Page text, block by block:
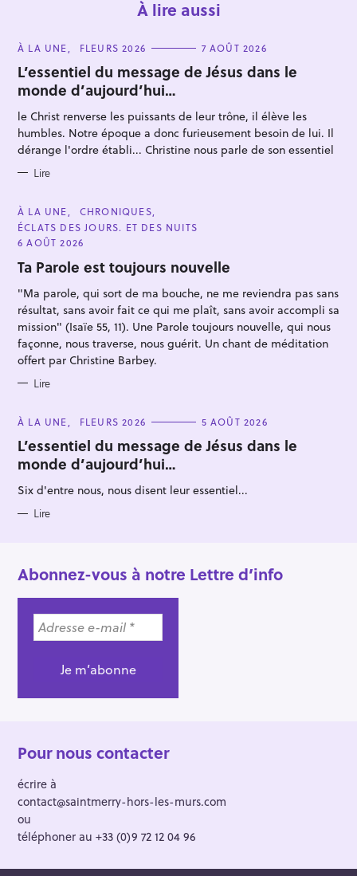
À lire aussi
C
T
E
G
O
R
I
E
S
À LA UNE FLEURS 2026 7 AOÛT 2026
L’essentiel du message de Jésus dans le
monde d’aujourd’hui…
le Christ renverse les puissants de leur trône, il élève les
humbles. Notre époque a donc furieusement besoin de lui. Il
dérange l'ordre établi... Christine nous parle de son essentiel
Lire
C
A
T
E
O
R
E
À LA UNE
CHRONIQUES
ÉCLATS DES JOURS. ET DES NUITS
6 AOÛT 2026
Ta Parole est toujours nouvelle
"Ma parole, qui sort de ma bouche, ne me reviendra pas sans
résultat, sans avoir fait ce qui me plaît, sans avoir accompli sa
mission" (Isaïe 55, 11). Une Parole toujours nouvelle, qui nous
façonne, nous traverse, nous guérit. Un chant de méditation
offert par Christine Barbey.
Lire
C
T
E
G
O
R
I
S
À LA UNE FLEURS 2026 5 AOÛT 2026
L’essentiel du message de Jésus dans le
monde d’aujourd’hui…
Six d'entre nous, nous disent leur essentiel...
Lire
Abonnez-vous à notre Lettre d’info
Pour nous contacter
écrire à
contact@saintmerry-hors-les-murs.com
ou
téléphoner au +33 (0)9 72 12 04 96